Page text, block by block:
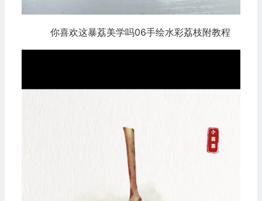
你喜欢这暴荔美学吗06手绘水彩荔枝附教程